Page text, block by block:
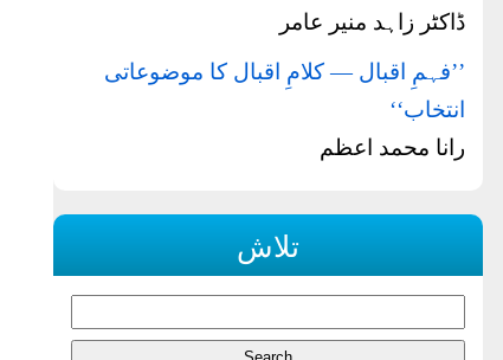
ڈاکٹر زاہد منیر عامر
’’فہمِ اقبال — کلامِ اقبال کا موضوعاتی
انتخاب‘‘
رانا محمد اعظم
تلاش